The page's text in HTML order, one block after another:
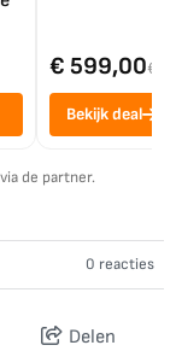
€ 599,00€
Bekijk deal
de partner.
0 reacties
Delen